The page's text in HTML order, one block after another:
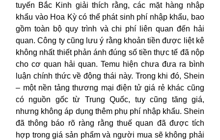
tuyến Bắc Kinh giải thích rằng, các mặt hàng nhập
khẩu vào Hoa Kỳ có thể phát sinh phí nhập khẩu, bao
gồm toàn bộ quy trình và chi phí liên quan đến hải
quan. Công ty cũng lưu ý rằng khoản tiền được liệt kê
không nhất thiết phản ánh đúng số tiền thực tế đã nộp
cho cơ quan hải quan. Temu hiện chưa đưa ra bình
luận chính thức về động thái này. Trong khi đó, Shein
– một nền tảng thương mại điện tử giá rẻ khác cũng
có nguồn gốc từ Trung Quốc, tuy cũng tăng giá,
nhưng không áp dụng thêm phụ phí nhập khẩu. Shein
đã thông báo rõ ràng rằng thuế quan đã được tích
hợp trong giá sản phẩm và người mua sẽ không phải